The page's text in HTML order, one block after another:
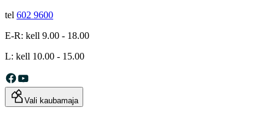
tel 602 9600
E-R: kell 9.00 - 18.00
L: kell 10.00 - 15.00
Vali kaubamaja